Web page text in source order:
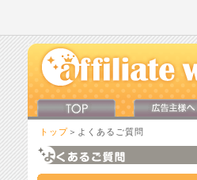
トップ ＞よくあるご質問